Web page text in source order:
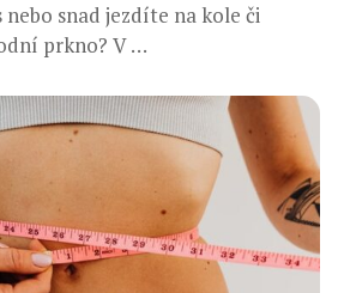
snad jezdíte na kole či
prkno? V …